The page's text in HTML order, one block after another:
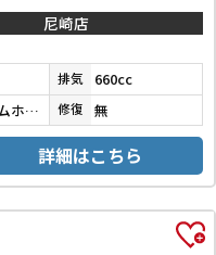
尼崎店
排気 660cc
プレミアムホワイトパールⅡ 修復 無
詳細はこちら